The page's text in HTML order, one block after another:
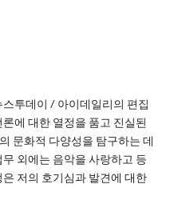
투데이 / 아이데일리의 편집
에 대한 열정을 품고 진실된
문화적 다양성을 탐구하는 데
외에는 음악을 사랑하고 등
저의 호기심과 발견에 대한